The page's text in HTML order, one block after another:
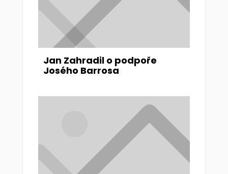
Jan Zahradil o podpoře
Josého Barrosa